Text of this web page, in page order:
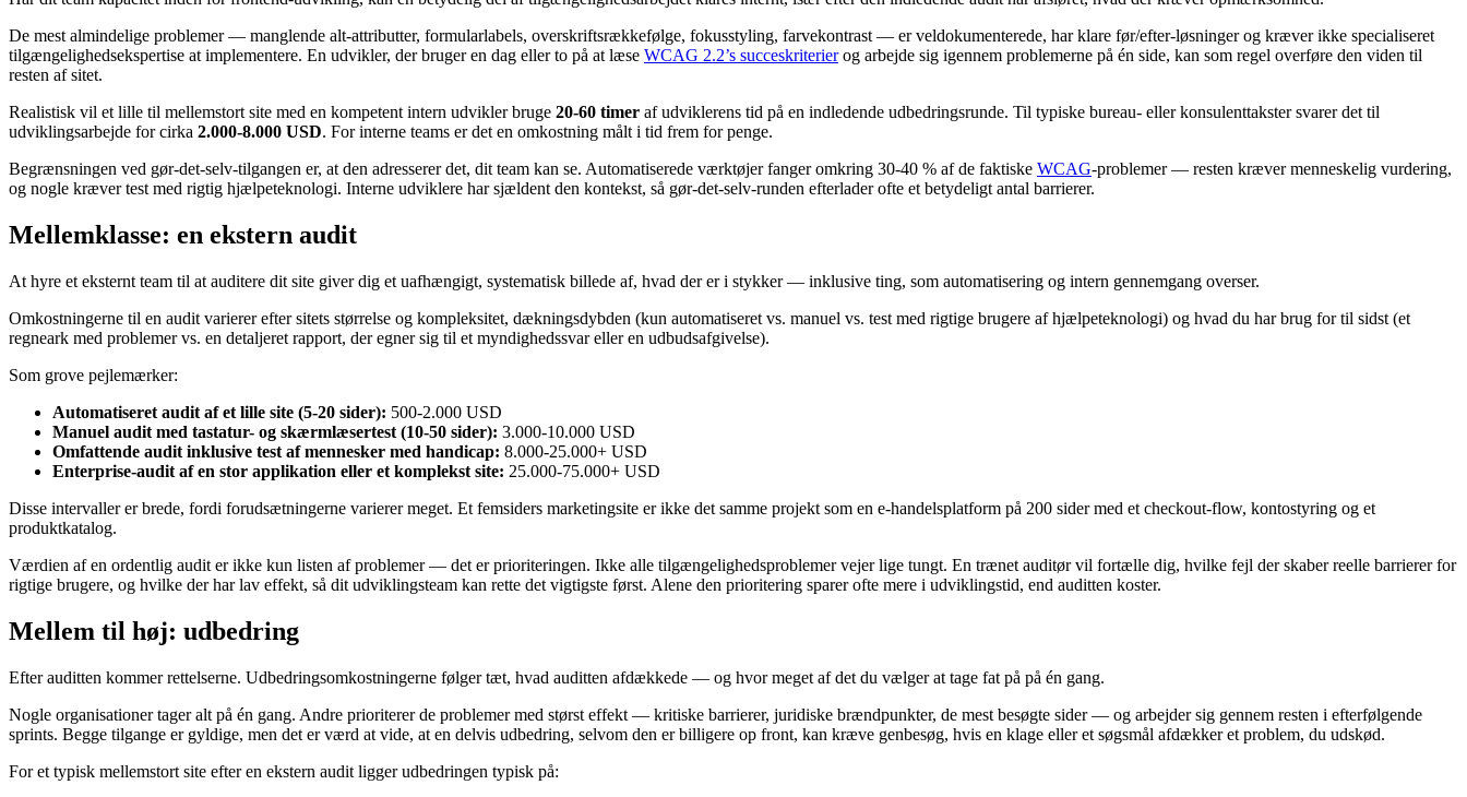
De mest almindelige problemer — manglende alt-attributter, formularlabels, overskriftsrækkefølge, fokusstyling, farvekontrast — er veldokumenterede, har klare før/efter-løsninger og kræver ikke specialiseret
tilgængelighedsekspertise at implementere. En udvikler, der bruger en dag eller to på at læse WCAG 2.2’s succeskriterierog arbejde sig igennem problemerne på én side, kan som regel overføre den viden til
resten af sitet.
Realistisk vil et lille til mellemstort site med en kompetent intern udvikler bruge 20-60 timer af udviklerens tid på en indledende udbedringsrunde. Til typiske bureau- eller konsulenttakster svarer det til
udviklingsarbejde for cirka 2.000-8.000 USD. For interne teams er det en omkostning målt i tid frem for penge.
Begrænsningen ved gør-det-selv-tilgangen er, at den adresserer det, dit team kan se. Automatiserede værktøjer fanger omkring 30-40 % af de faktiske WCAG-problemer — resten kræver menneskelig vurdering,
og nogle kræver test med rigtig hjælpeteknologi. Interne udviklere har sjældent den kontekst, så gør-det-selv-runden efterlader ofte et betydeligt antal barrierer.
Mellemklasse: en ekstern audit
At hyre et eksternt team til at auditere dit site giver dig et uafhængigt, systematisk billede af, hvad der er i stykker — inklusive ting, som automatisering og intern gennemgang overser.
Omkostningerne til en audit varierer efter sitets størrelse og kompleksitet, dækningsdybden (kun automatiseret vs. manuel vs. test med rigtige brugere af hjælpeteknologi) og hvad du har brug for til sidst (et
regneark med problemer vs. en detaljeret rapport, der egner sig til et myndighedssvar eller en udbudsafgivelse).
Som grove pejlemærker:
Automatiseret audit af et lille site (5-20 sider): 500-2.000 USD
Manuel audit med tastatur- og skærmlæsertest (10-50 sider): 3.000-10.000 USD
Omfattende audit inklusive test af mennesker med handicap: 8.000-25.000+ USD
Enterprise-audit af en stor applikation eller et komplekst site: 25.000-75.000+ USD
Disse intervaller er brede, fordi forudsætningerne varierer meget. Et femsiders marketingsite er ikke det samme projekt som en e-handelsplatform på 200 sider med et checkout-flow, kontostyring og et
produktkatalog.
Værdien af en ordentlig audit er ikke kun listen af problemer — det er prioriteringen. Ikke alle tilgængelighedsproblemer vejer lige tungt. En trænet auditør vil fortælle dig, hvilke fejl der skaber reelle barrierer for
rigtige brugere, og hvilke der har lav effekt, så dit udviklingsteam kan rette det vigtigste først. Alene den prioritering sparer ofte mere i udviklingstid, end auditten koster.
Mellem til høj: udbedring
Efter auditten kommer rettelserne. Udbedringsomkostningerne følger tæt, hvad auditten afdækkede — og hvor meget af det du vælger at tage fat på på én gang.
Nogle organisationer tager alt på én gang. Andre prioriterer de problemer med størst effekt — kritiske barrierer, juridiske brændpunkter, de mest besøgte sider — og arbejder sig gennem resten i efterfølgende
sprints. Begge tilgange er gyldige, men det er værd at vide, at en delvis udbedring, selvom den er billigere op front, kan kræve genbesøg, hvis en klage eller et søgsmål afdækker et problem, du udskød.
For et typisk mellemstort site efter en ekstern audit ligger udbedringen typisk på: